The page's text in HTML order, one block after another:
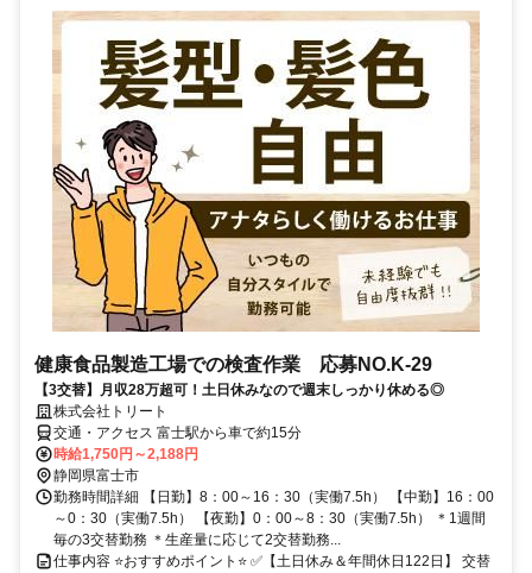
健康食品製造工場での検査作業 応募NO.K-29
【3交替】月収28万超可！土日休みなので週末しっかり休める◎
株式会社トリート
交通・アクセス 富士駅から車で約15分
時給1,750円～2,188円
静岡県富士市
勤務時間詳細 【日勤】8：00～16：30（実働7.5h） 【中勤】16：00
～0：30（実働7.5h） 【夜勤】0：00～8：30（実働7.5h） ＊1週間
毎の3交替勤務 ＊生産量に応じて2交替勤務...
仕事内容 ⭐おすすめポイント⭐ ✅【土日休み＆年間休日122日】 交替